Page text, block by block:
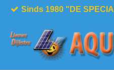
Sinds 1980 "DE